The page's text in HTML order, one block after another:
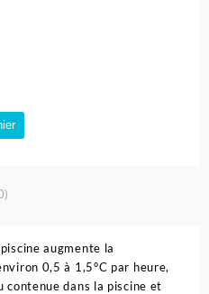
augmente la
0,5 à 1,5°C par heure,
contenue dans la piscine et